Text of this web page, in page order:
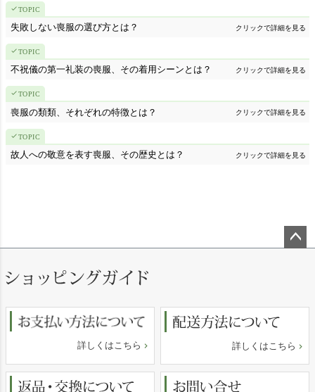
失敗しない喪服の選び方とは？ クリックで詳細を見る
不祝儀の第一礼装の喪服、その着用シーンとは？ クリックで詳細を見る
喪服の類類、それぞれの特徴とは？ クリックで詳細を見る
故人への敬意を表す喪服、その歴史とは？ クリックで詳細を見る
詳しくはこちら 詳しくはこちら